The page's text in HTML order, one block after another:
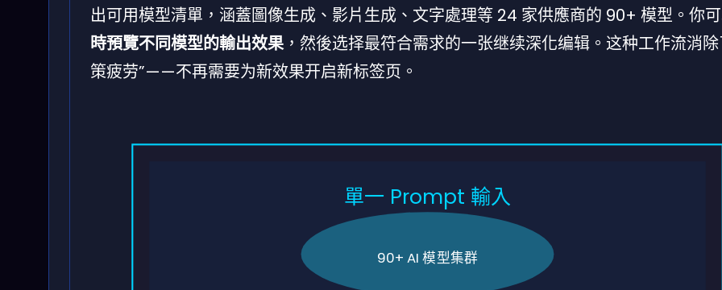
出可用模型清單，涵蓋圖像生成、影片生成、文字處理等 24 家供應商的 90+ 模型。你
時預覽不同模型的輸出效果，然後选择最符合需求的一张继续深化编辑。这种工作流消除
策疲劳”——不再需要为新效果开启新标签页。
單一 Prompt 輸入
90+ AI 模型集群